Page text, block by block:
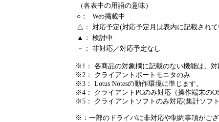
（各表中の用語の意味）
○：
Web掲載中
△：
対応予定(対応予定月は表内に記載され
▲：
検討中
－：
非対応／対応予定なし
※1： 各商品の対象欄に記載のない機能は、
※2： クライアントポートモニタのみ
※3： Lotus Notesの動作環境に準じます。
※4： クライアントPCのみ対応（操作端末の
※5： クライアントソフトのみ対応(集計ソフ
※：一部のドライバに非対応や制約事項がご